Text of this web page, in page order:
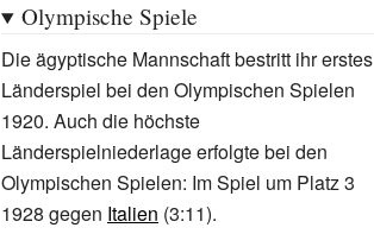
Olympische Spiele
Die ägyptische Mannschaft bestritt ihr erstes
Länderspiel bei den Olympischen Spielen
1920. Auch die höchste
Länderspielniederlage erfolgte bei den
Olympischen Spielen: Im Spiel um Platz 3
1928 gegen Italien (3:11).